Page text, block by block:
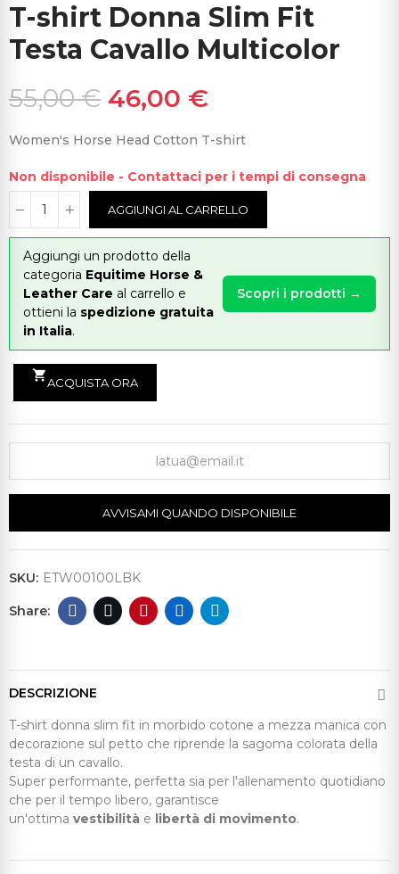
T-shirt Donna Slim Fit
Testa Cavallo Multicolor
55,00 € 46,00 €
Women's Horse Head Cotton T-shirt
Non disponibile - Contattaci per i tempi di consegna
AGGIUNGI AL CARRELLO
Aggiungi un prodotto della
categoria Equitime Horse &
Leather Care al carrello e
ottieni la spedizione gratuita
in Italia.
Scopri i prodotti →
shopping_cart
ACQUISTA ORA
AVVISAMI QUANDO DISPONIBILE
SKU: ETW00100LBK
DESCRIZIONE
T-shirt donna slim fit in morbido cotone a mezza manica con
decorazione sul petto che riprende la sagoma colorata della
testa di un cavallo.
Super performante, perfetta sia per l'allenamento quotidiano
che per il tempo libero, garantisce
un'ottima vestibilità e libertà di movimento.